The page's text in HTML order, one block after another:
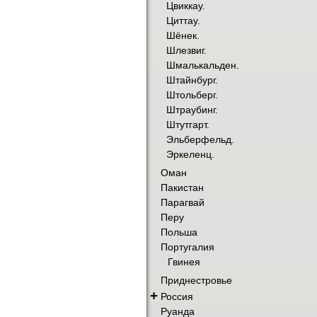
Цвиккау.
Циттау.
Шёнек.
Шлезвиг.
Шмалькальден.
Штайнбург.
Штольберг.
Штраубинг.
Штутгарт.
Эльберфельд.
Эркеленц.
Оман
Пакистан
Парагвай
Перу
Польша
Португалия
Гвинея
Приднестровье
+ Россия
Руанда